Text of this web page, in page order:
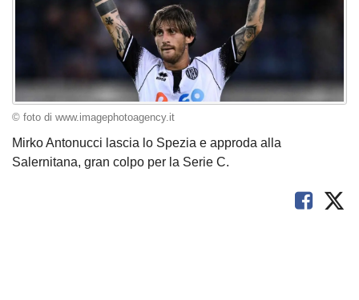
© foto di www.imagephotoagency.it
Mirko Antonucci lascia lo Spezia e approda alla
Salernitana, gran colpo per la Serie C.